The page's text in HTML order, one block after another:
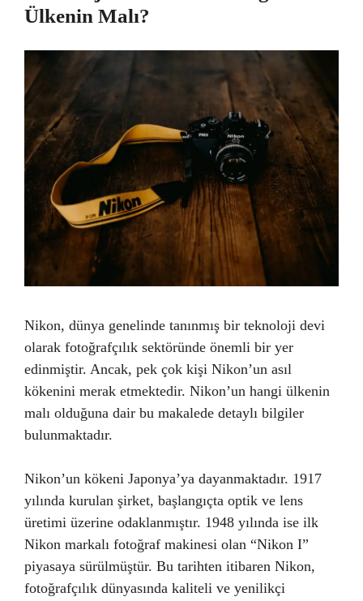
Ülkenin Malı?
Nikon, dünya genelinde tanınmış bir teknoloji devi
olarak fotoğrafçılık sektöründe önemli bir yer
edinmiştir. Ancak, pek çok kişi Nikon’un asıl
kökenini merak etmektedir. Nikon’un hangi ülkenin
malı olduğuna dair bu makalede detaylı bilgiler
bulunmaktadır.
Nikon’un kökeni Japonya’ya dayanmaktadır. 1917
yılında kurulan şirket, başlangıçta optik ve lens
üretimi üzerine odaklanmıştır. 1948 yılında ise ilk
Nikon markalı fotoğraf makinesi olan “Nikon I”
piyasaya sürülmüştür. Bu tarihten itibaren Nikon,
fotoğrafçılık dünyasında kaliteli ve yenilikçi